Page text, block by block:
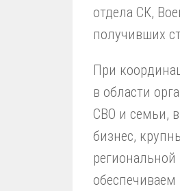
отдела СК,
получивших
При
в области
СВО и семьи,
бизнес,